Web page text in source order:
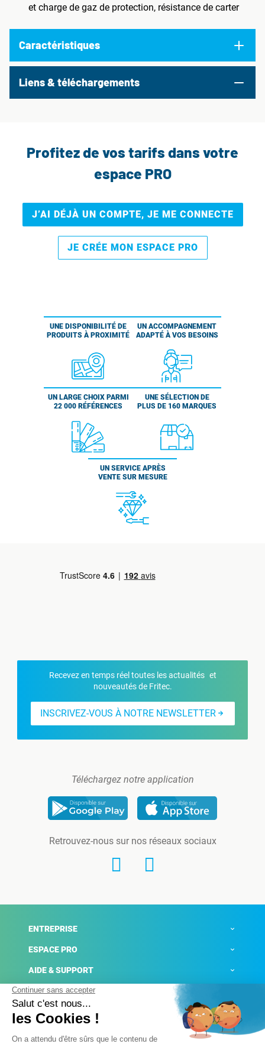
et charge de gaz de protection, résistance de carter
Caractéristiques
Liens & téléchargements
Profitez de vos tarifs dans votre
espace PRO
J’AI DÉJÀ UN COMPTE, JE ME CONNECTE
JE CRÉE MON ESPACE PRO
UNE DISPONIBILITÉ DE
PRODUITS À PROXIMITÉ
UN ACCOMPAGNEMENT
ADAPTÉ À VOS BESOINS
UN LARGE CHOIX PARMI
22 000 RÉFÉRENCES
UNE SÉLECTION DE
PLUS DE 160 MARQUES
UN SERVICE APRÈS
VENTE SUR MESURE
Recevez en temps réel toutes les actualités et
nouveautés de Fritec.
INSCRIVEZ-VOUS À NOTRE NEWSLETTER
Téléchargez notre application
Retrouvez-nous sur nos réseaux sociaux
ENTREPRISE
ESPACE PRO
AIDE & SUPPORT
ACTUALITÉS